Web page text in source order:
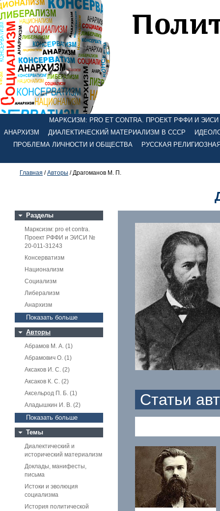
МАРКСИЗМ: PRO ET CONTRA. ПРОЕКТ РФФИ И ЭИСИ
АНАРХИЗМ
ДИАЛЕКТИЧЕСКИЙ МАТЕРИАЛИЗМ В СССР
ПРОБЛЕМА ЛИЧНОСТИ И ОБЩЕСТВА
РУССКАЯ
Главная /Авторы / Драгоманов М. П.
Разделы
Марксизм: pro et contra.
Проект РФФИ и ЭИСИ №
20-011-31243
Консерватизм
Национализм
Социализм
Либерализм
Анархизм
Показать больше
Авторы
Абрамов М. А. (1)
Абрамович О. (1)
Аксаков И. С. (2)
Аксаков К. С. (2)
Аксельрод П. Б. (1)
Аладышкин И. В. (2)
Показать больше
Темы
Диалектический и
исторический материализм
Доклады, манифесты,
письма
Истоки и эволюция
социализма
История политической
Статьи